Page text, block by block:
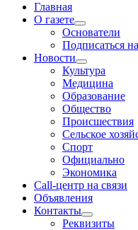
Главная
О газете
Основатели
Подписаться
Новости
Культура
Медицина
Образование
Общество
Происшествия
Сельское
Спорт
Официально
Экономика
Call-центр на связи
Объявления
Контакты
Реквизиты